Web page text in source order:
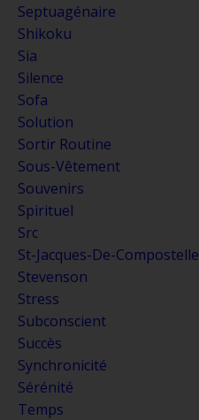
Septuagénaire
Shikoku
Sia
Silence
Sofa
Solution
Sortir Routine
Sous-Vêtement
Souvenirs
Spirituel
Src
St-Jacques-De-Compostelle
Stevenson
Stress
Subconscient
Succès
Synchronicité
Sérénité
Temps